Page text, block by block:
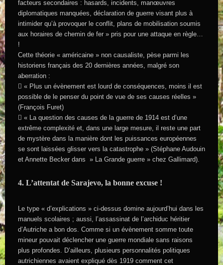
facteurs secondaires : hasards, incidents, manœuvres
diplomatiques manquées, déclaration de guerre visant plus à
intimider qu’à provoquer le conflit, plans de mobilisation soumis
aux horaires de chemin de fer » pris pour une attaque en règle…
!
Cette théorie « américaine » non causaliste, pèse parmi les
historiens français des 20 dernières années, malgré son
aberration :
 « Plus un évènement est lourd de conséquences, moins il est
possible de le penser du point de vue de ses causes réelles »
(François Furet)
 « La question des causes de la guerre de 1914 est d’une
extrême complexité et, dans une large mesure, il reste une part
de mystère dans la manière dont les puissances européennes
se sont laissées glisser vers la catastrophe » (Stéphane Audouin
et Annette Becker dans » La Grande guerre » chez Gallimard).
4. L’attentat de Sarajevo, la bonne excuse !
Le type « d’explications » ci-dessus domine aujourd’hui dans les
manuels scolaires ; aussi, l’assassinat de l’archiduc héritier
d’Autriche a bon dos. Comme si un évènement somme toute
mineur pouvait déclencher une guerre mondiale sans raisons
plus profondes. D’ailleurs, plusieurs personnalités politiques
autrichiennes avaient expliqué dès 1919 comment cet